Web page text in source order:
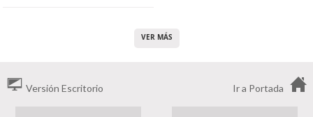
VER MÁS
Versión Escritorio Ir a Portada